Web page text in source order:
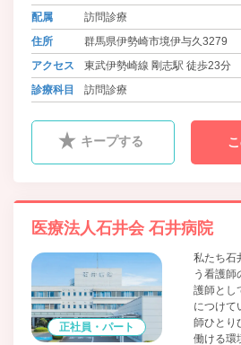
配属
訪問診療
住所
群馬県伊勢崎市境伊与久3279
アクセス
東武伊勢崎線 剛志駅 徒歩23分
診療科目
訪問診療
キープする
医療法人石井会 石井病院
正社員・パート
私たち石
う看護師
護師とし
につけて
師ひとり
働ける環